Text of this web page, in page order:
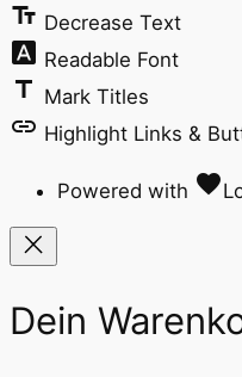
text_fields Decrease Text
font_download Readable Font
title Mark Titles
link Highlight Links &
Powered with favorite
Dein